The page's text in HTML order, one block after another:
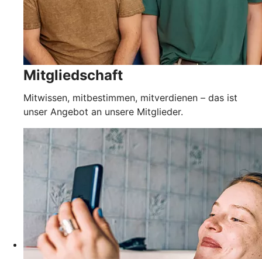
Mitgliedschaft
Mitwissen, mitbestimmen, mitverdienen – das ist
unser Angebot an unsere Mitglieder.